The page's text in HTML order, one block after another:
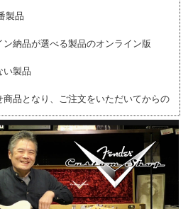
製品
納品が選べる製品のオンライン版
い製品
商品となり、ご注文をいただいてからの